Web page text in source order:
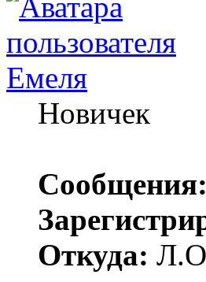
Емеля
Новичек
Сообщения:
Откуда: